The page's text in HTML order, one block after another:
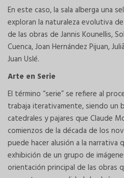
En este caso, la sala alberga una
exploran la naturaleza evolutiva
de las obras de Jannis Kounellis,
Cuenca, Joan Hernández Pijuan,
Juan Uslé.
Arte en Serie
El término “serie” se refiere al
trabaja iterativamente, siendo un
catedrales y pajares que Claude
comienzos de la década de los
puede hacer alusión a la narrativa
exhibición de un grupo de
orientación principal de las obras